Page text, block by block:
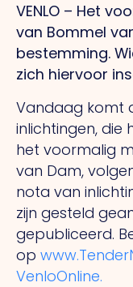
VENLO – Het
van Bommel
bestemming.
zich hiervoor
Vandaag komt
inlichtingen, die
het voormalig
van Dam,
nota van
zijn gesteld
gepubliceerd.
op
VenloOnline.